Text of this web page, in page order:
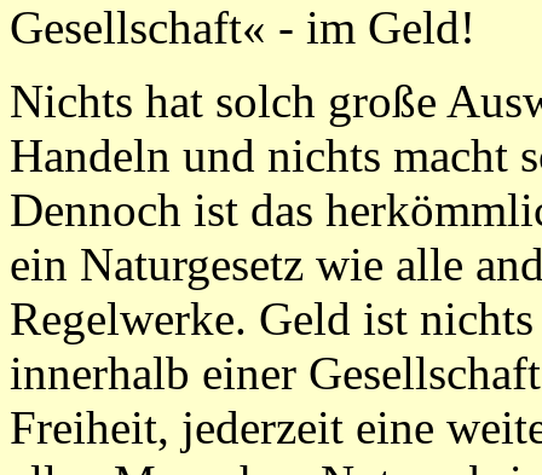
Gesellschaft« - im Geld!
Nichts hat solch große
Handeln und nichts macht
Dennoch ist das
ein Naturgesetz wie alle
Regelwerke. Geld ist
innerhalb einer
Freiheit, jederzeit eine